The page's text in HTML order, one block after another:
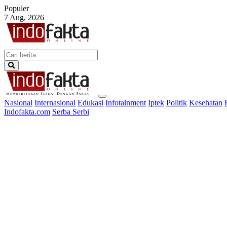
Populer
7 Aug, 2026
Nasional Internasional Edukasi Infotainment Iptek Politik Kesehatan
Indofakta.com Serba Serbi